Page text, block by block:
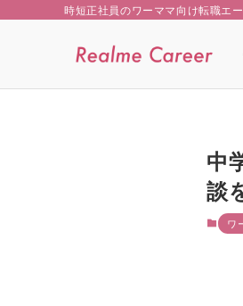
時短正社員のワーママ向け転職エ
中
談
ワ